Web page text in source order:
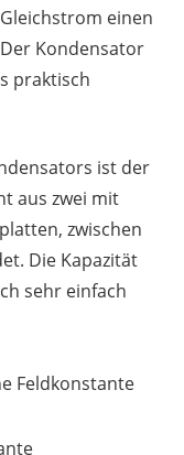
einen
Kondensator
praktisch
ist der
aus zwei mit
zwischen
Die Kapazität
sehr einfach
Feldkonstante